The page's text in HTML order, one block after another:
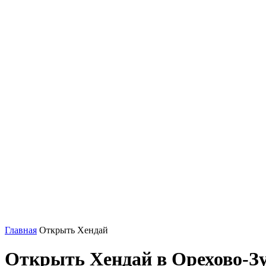
Главная Открыть Хендай
Открыть Хендай в Орехово-